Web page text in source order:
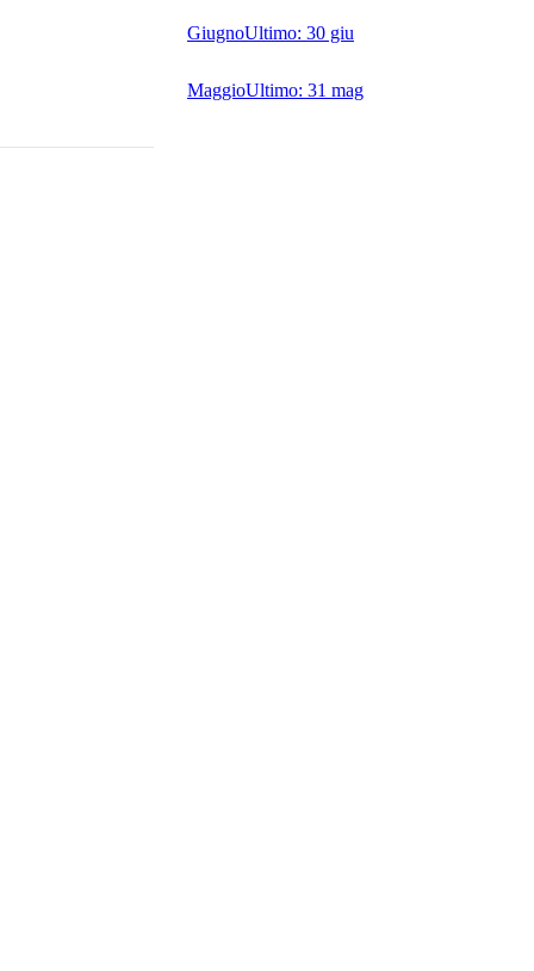
GiugnoUltimo: 30 giu
MaggioUltimo: 31 mag